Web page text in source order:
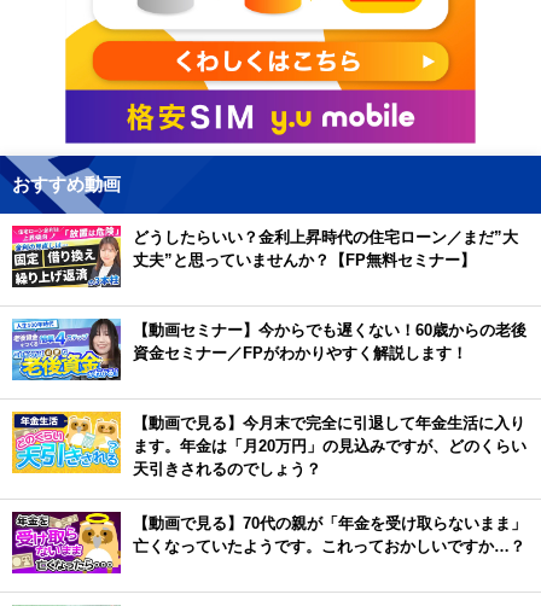
おすすめ動画
どうしたらいい？金利上昇時代の住宅ローン／まだ”大
丈夫”と思っていませんか？【FP無料セミナー】
【動画セミナー】今からでも遅くない！60歳からの老後
資金セミナー／FPがわかりやすく解説します！
【動画で見る】今月末で完全に引退して年金生活に入り
ます。年金は「月20万円」の見込みですが、どのくらい
天引きされるのでしょう？
【動画で見る】70代の親が「年金を受け取らないまま」
亡くなっていたようです。これっておかしいですか…？